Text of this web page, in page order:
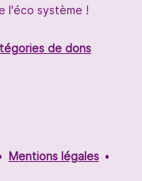
l'éco système !
de dons
Mentions légales